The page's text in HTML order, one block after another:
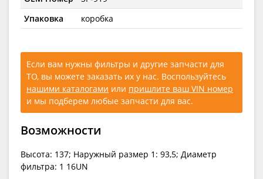
Упаковка
коробка
Если вам нужны фильтры и другие запчасти для
ТО, вы можете заказать их у нас. Воспользуйтесь
нашими каталогами или пришлите ваш VIN номер
и мы подберем любые запчасти для вас.
Возможности
Высота: 137; Наружный размер 1: 93,5; Диаметр
фильтра: 1 16UN